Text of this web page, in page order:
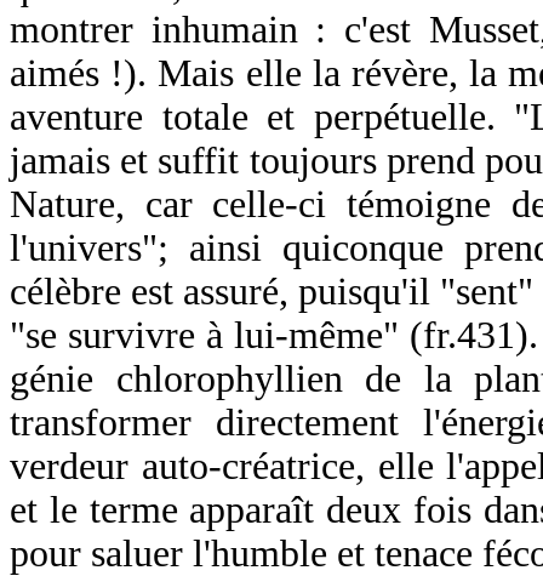
montrer inhumain : c'est
aimés !). Mais elle la révère, la
aventure totale et perpétuelle.
jamais et suffit toujours prend
Nature, car celle-ci témoigne
l'univers"; ainsi quiconque
célèbre est assuré, puisqu'il
"se survivre à lui-même"
génie chlorophyllien de la
transformer directement
verdeur auto-créatrice, elle
et le terme apparaît deux fois
pour saluer l'humble et tenace